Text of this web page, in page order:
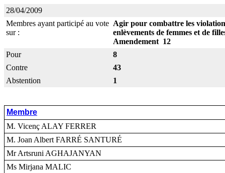
28/04/2009
Membres ayant participé au vote
sur :
Agir pour combattre les
enlèvements de femmes et de
Amendement 12
Pour
8
Contre
43
Abstention
1
Membre
M. Vicenç ALAY FERRER
M. Joan Albert FARRÉ SANTURÉ
Mr Artsruni AGHAJANYAN
Ms Mirjana MALIC